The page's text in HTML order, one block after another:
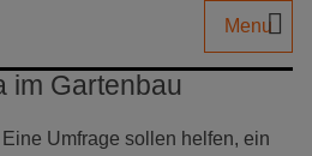
Menu
im Gartenbau
Eine Umfrage sollen helfen, ein